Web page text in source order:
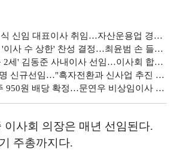
대표이사 취임…자산운용업 경쟁력 강화 다짐
사 수 상한' 찬성 결정…최윤범 손 들어줘
동준 사내이사 선임…이사회 합류 [금융권 주총]
…"흑자전환과 신사업 추진 확대 총력" [금융권 주총]
배당 확정…문연우 비상임이사 재선임 [금융권 주총]
이사회 의장은 매년 선임된다.
주총까지다.